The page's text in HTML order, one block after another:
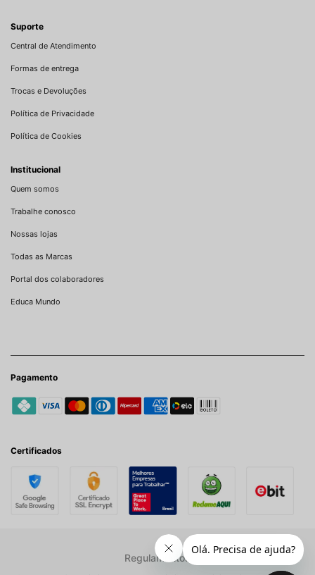
Suporte
Central de Atendimento
Formas de entrega
Trocas e Devoluções
Política de Privacidade
Política de Cookies
Institucional
Quem somos
Trabalhe conosco
Nossas lojas
Todas as Marcas
Portal dos colaboradores
Educa Mundo
Pagamento
Certificados
Regulamentos